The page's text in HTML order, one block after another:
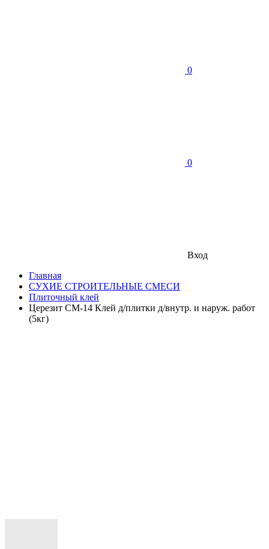
0
0
Вход
Главная
СУХИЕ СТРОИТЕЛЬНЫЕ СМЕСИ
Плиточный клей
Церезит СМ-14 Клей д/плитки д/внутр. и наруж. работ
(5кг)